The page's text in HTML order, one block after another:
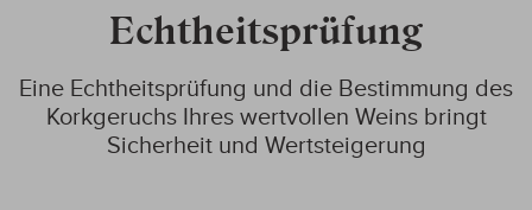
Echtheitsprüfung
Eine Echtheitsprüfung und die Bestimmung des
Korkgeruchs Ihres wertvollen Weins bringt
Sicherheit und Wertsteigerung